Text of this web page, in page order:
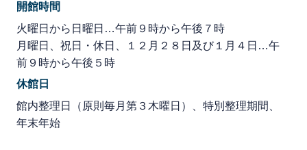
開館時間
火曜日から日曜日…午前９時から午後７時
月曜日、祝日・休日、１２月２８日及び１月４日…午
前９時から午後５時
休館日
館内整理日（原則毎月第３木曜日）、特別整理期間、
年末年始